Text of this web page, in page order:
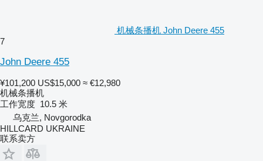
机械条播机 John Deere 455
7
John Deere 455
¥101,200 US$15,000 ≈ €12,980
机械条播机
工作宽度 10.5 米
乌克兰, Novgorodka
HILLCARD UKRAINE
联系卖方